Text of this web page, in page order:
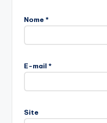
Nome *
E-mail *
Site